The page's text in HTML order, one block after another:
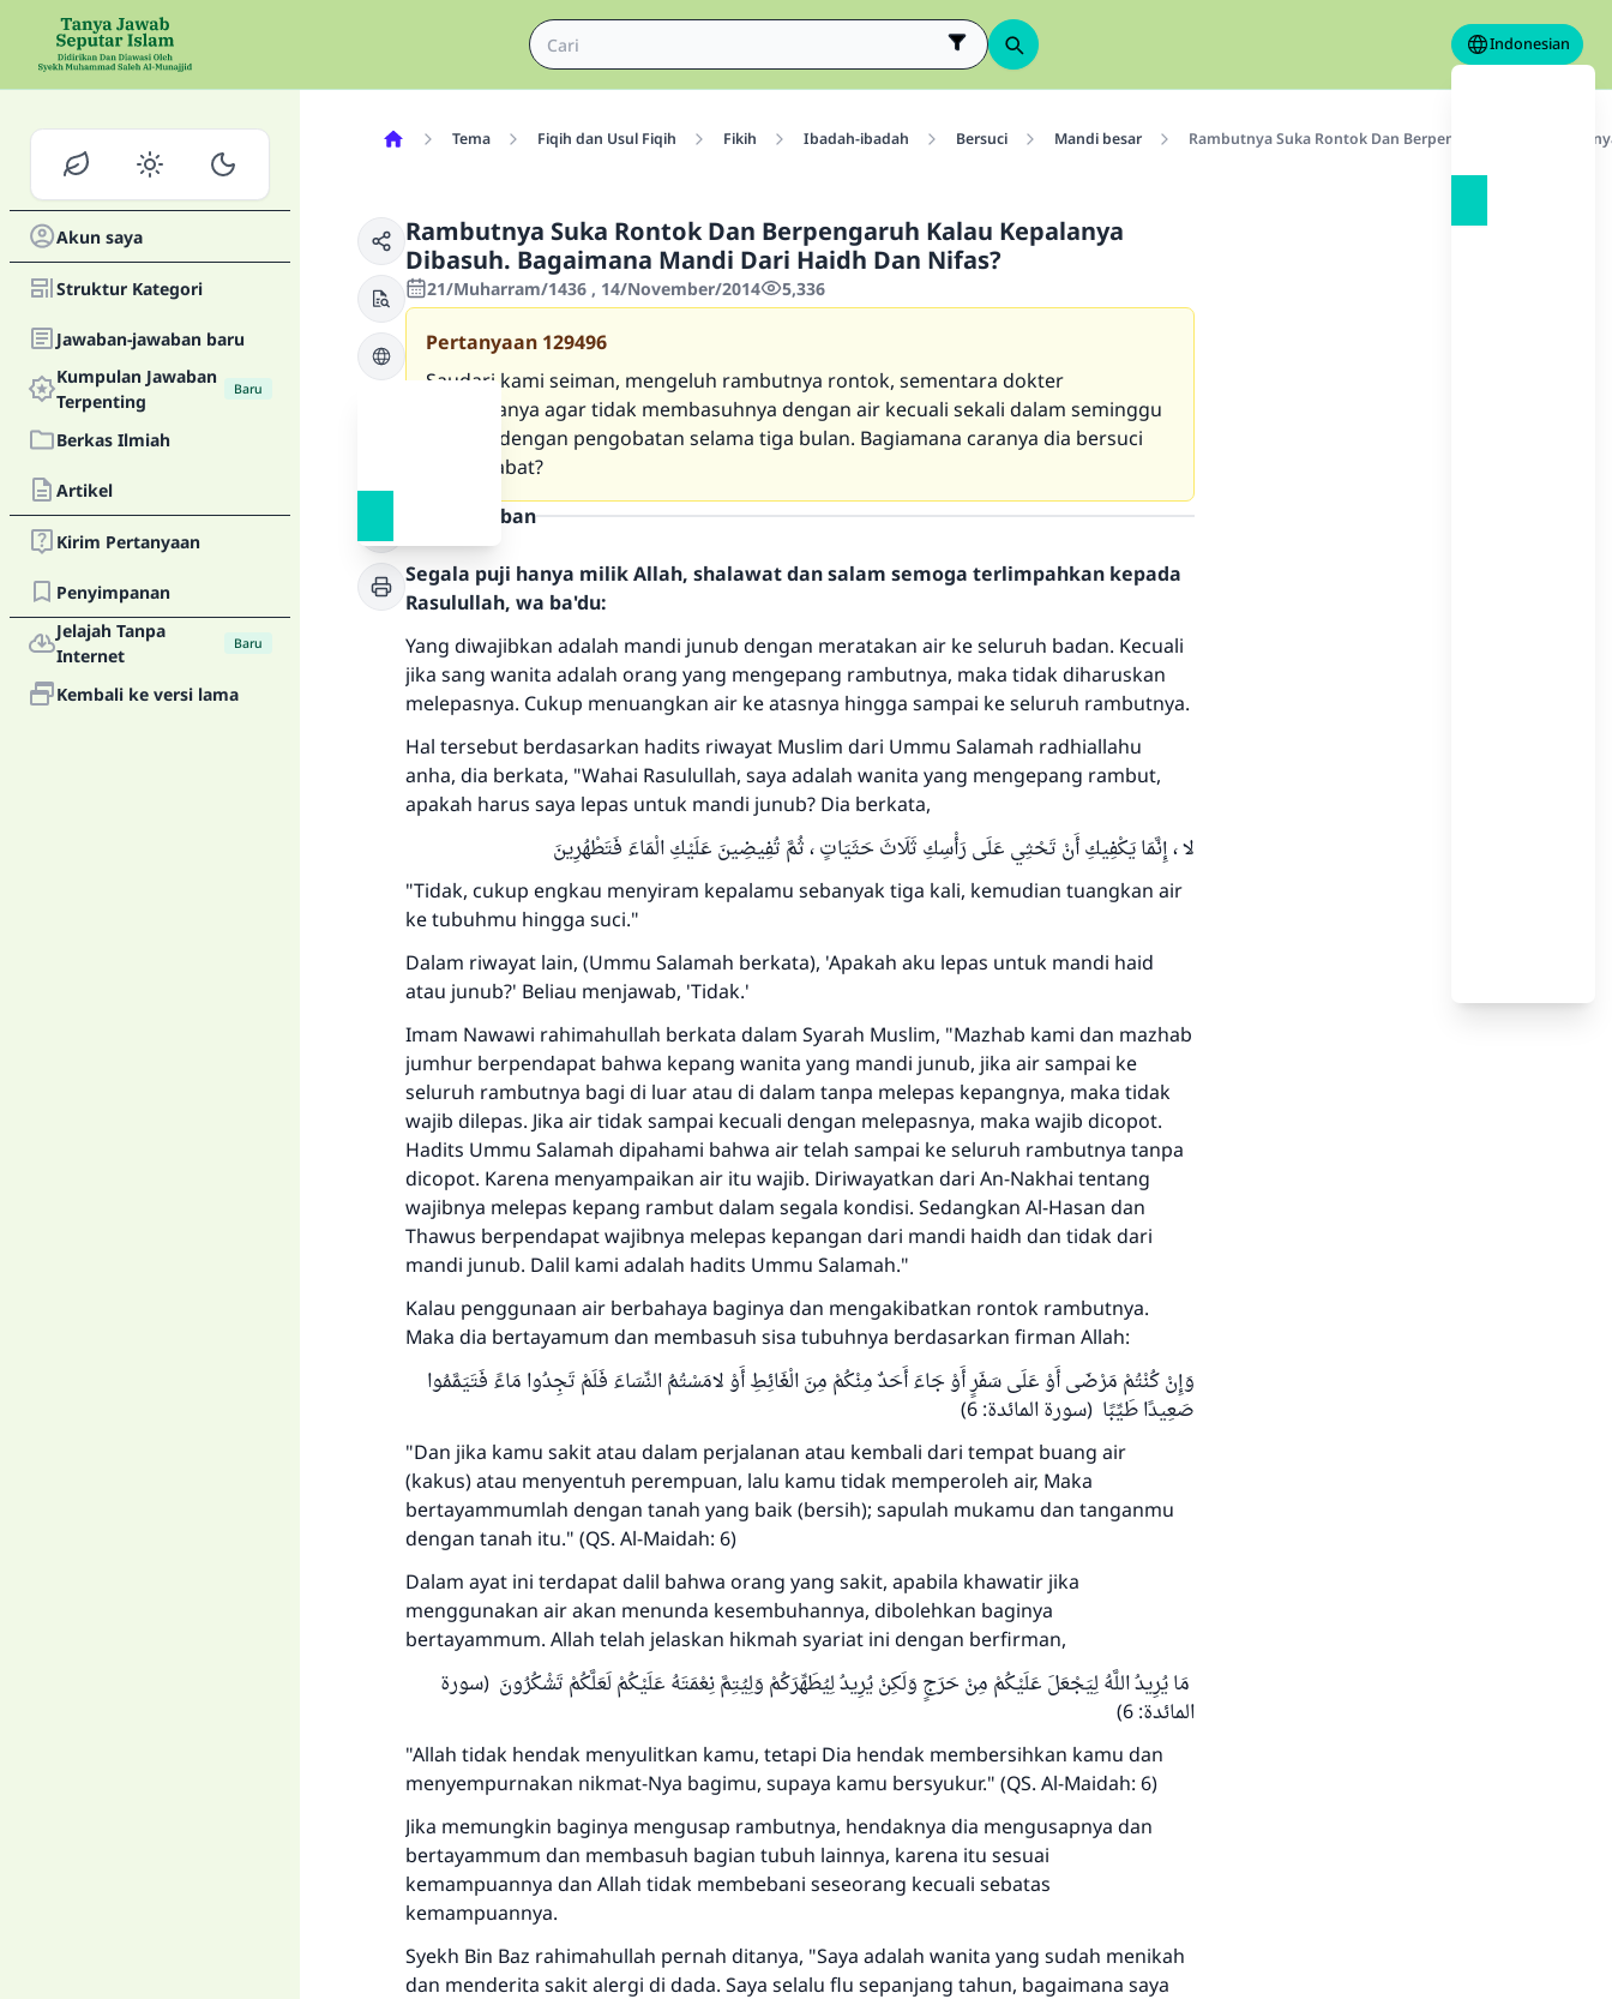
Indonesian
Akun saya
Struktur Kategori
Jawaban-jawaban baru
Kumpulan Jawaban
Terpenting
Baru
Berkas Ilmiah
Artikel
Kirim Pertanyaan
Penyimpanan
Jelajah Tanpa
Internet
Baru
Kembali ke versi lama
Tema Fiqih dan Usul Fiqih Fikih Ibadah-ibadah Bersuci Mandi besar Rambutnya Suka Rontok Dan Berpengaruh Kalau
Rambutnya Suka Rontok Dan Berpengaruh Kalau Kepalanya
Dibasuh. Bagaimana Mandi Dari Haidh Dan Nifas?
21/Muharram/1436 , 14/November/2014 5,336
Pertanyaan 129496
Saudari kami seiman, mengeluh rambutnya rontok, sementara dokter
memintanya agar tidak membasuhnya dengan air kecuali sekali dalam seminggu
disertai dengan pengobatan selama tiga bulan. Bagiamana caranya dia bersuci
dari janabat?
Teks Jawaban
Segala puji hanya milik Allah, shalawat dan salam semoga terlimpahkan kepada
Rasulullah, wa ba'du:
Yang diwajibkan adalah mandi junub dengan meratakan air ke seluruh badan. Kecuali
jika sang wanita adalah orang yang mengepang rambutnya, maka tidak diharuskan
melepasnya. Cukup menuangkan air ke atasnya hingga sampai ke seluruh rambutnya.
Hal tersebut berdasarkan hadits riwayat Muslim dari Ummu Salamah radhiallahu
anha, dia berkata, "Wahai Rasulullah, saya adalah wanita yang mengepang rambut,
apakah harus saya lepas untuk mandi junub? Dia berkata,
لا ، إِنَّمَا يَكْفِيكِ أَنْ تَحْثِي عَلَى رَأْسِكِ ثَلَاثَ حَثَيَاتٍ ، ثُمَّ تُفِيضِينَ عَلَيْكِ الْمَاءَ فَتَطْهُرِينَ
"Tidak, cukup engkau menyiram kepalamu sebanyak tiga kali, kemudian tuangkan air
ke tubuhmu hingga suci."
Dalam riwayat lain, (Ummu Salamah berkata), 'Apakah aku lepas untuk mandi haid
atau junub?' Beliau menjawab, 'Tidak.'
Imam Nawawi rahimahullah berkata dalam Syarah Muslim, "Mazhab kami dan mazhab
jumhur berpendapat bahwa kepang wanita yang mandi junub, jika air sampai ke
seluruh rambutnya bagi di luar atau di dalam tanpa melepas kepangnya, maka tidak
wajib dilepas. Jika air tidak sampai kecuali dengan melepasnya, maka wajib dicopot.
Hadits Ummu Salamah dipahami bahwa air telah sampai ke seluruh rambutnya tanpa
dicopot. Karena menyampaikan air itu wajib. Diriwayatkan dari An-Nakhai tentang
wajibnya melepas kepang rambut dalam segala kondisi. Sedangkan Al-Hasan dan
Thawus berpendapat wajibnya melepas kepangan dari mandi haidh dan tidak dari
mandi junub. Dalil kami adalah hadits Ummu Salamah."
Kalau penggunaan air berbahaya baginya dan mengakibatkan rontok rambutnya.
Maka dia bertayamum dan membasuh sisa tubuhnya berdasarkan firman Allah:
وَإِنْ كُنْتُمْ مَرْضَى أَوْ عَلَى سَفَرٍ أَوْ جَاءَ أَحَدٌ مِنْكُمْ مِنَ الْغَائِطِ أَوْ لامَسْتُمُ النِّسَاءَ فَلَمْ تَجِدُوا مَاءً فَتَيَمَّمُوا
صَعِيدًا طَيِّبًا (سورة المائدة: 6)
"Dan jika kamu sakit atau dalam perjalanan atau kembali dari tempat buang air
(kakus) atau menyentuh perempuan, lalu kamu tidak memperoleh air, Maka
bertayammumlah dengan tanah yang baik (bersih); sapulah mukamu dan tanganmu
dengan tanah itu." (QS. Al-Maidah: 6)
Dalam ayat ini terdapat dalil bahwa orang yang sakit, apabila khawatir jika
menggunakan air akan menunda kesembuhannya, dibolehkan baginya
bertayammum. Allah telah jelaskan hikmah syariat ini dengan berfirman,
مَا يُرِيدُ اللَّهُ لِيَجْعَلَ عَلَيْكُمْ مِنْ حَرَجٍ وَلَكِنْ يُرِيدُ لِيُطَهِّرَكُمْ وَلِيُتِمَّ نِعْمَتَهُ عَلَيْكُمْ لَعَلَّكُمْ تَشْكُرُونَ (سورة
المائدة: 6)
"Allah tidak hendak menyulitkan kamu, tetapi Dia hendak membersihkan kamu dan
menyempurnakan nikmat-Nya bagimu, supaya kamu bersyukur." (QS. Al-Maidah: 6)
Jika memungkin baginya mengusap rambutnya, hendaknya dia mengusapnya dan
bertayammum dan membasuh bagian tubuh lainnya, karena itu sesuai
kemampuannya dan Allah tidak membebani seseorang kecuali sebatas
kemampuannya.
Syekh Bin Baz rahimahullah pernah ditanya, "Saya adalah wanita yang sudah menikah
dan menderita sakit alergi di dada. Saya selalu flu sepanjang tahun, bagaimana saya
Jawaban no. 110845 menyelamatkan
pernikahan.
Bantu kami dalam memberikan jawaban untuk umat
"Siapa yang menunjukkan suatu kebaikan, meka dia akan
mendapatkan pahala yang sama dengan orang yang
melakukannya"